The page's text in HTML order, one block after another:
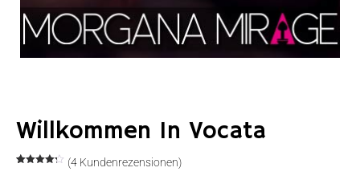
Willkommen In Vocata
(4 Kundenrezensionen)